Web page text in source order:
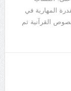
المهارية في
القرآنية ثم